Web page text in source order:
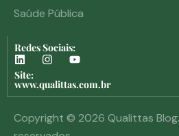
Saúde Pública
Redes Sociais:
Site:
www.qualittas.com.br
Copyright © 2026 Qualittas